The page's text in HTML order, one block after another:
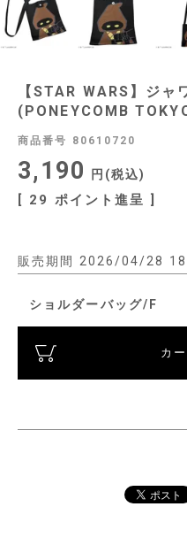
【STAR WARS】ジャ
(PONEYCOMB
商品番号 80610720
3,190 税込
[ 29 ポイント進呈 ]
販売期間 2026/04/28
ショルダーバッグ/F
カ